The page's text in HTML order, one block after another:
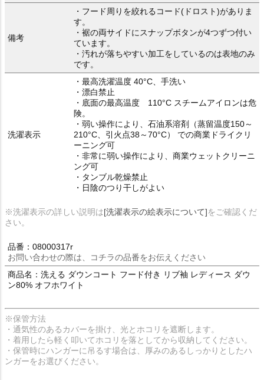
備考
・フード周りを絞れるコード(ドロスト)がありま
す。
・裾の両サイドにスナップボタンが4つずつ付い
ています。
・汚れが落ちやすい加工をしているのは表地のみ
です。
洗濯表示
・最高洗濯温度 40°C、手洗い
・漂白禁止
・底面の最高温度 110°C スチームアイロンは危
険。
・弱い操作により、石油系溶剤（蒸留温度150～
210°C、引火点38～70°C） での商業ドライクリ
ーニング可
・非常に弱い操作により、商業ウェットクリーニ
ング可
・タンブル乾燥禁止
・日陰のつり干しがよい
※洗濯表示の詳しい説明は[洗濯表示の絵表示について]をご確認くだ
さい。
品番：08000317r
お問い合わせの際は、コチラの品番をお伝えください
商品名：洗える ダウンコート フード付き リブ袖 レディース ダウ
ン80% オフホワイト
※保管方法
・通気性のあるカバーを掛け、光とホコリを遮断します。
・着用したら軽く叩いてホコリを落としてから収納してください。
・保管時にハンガーに吊るす場合は、厚みのあるしっかりとしたハ
ンガーをお選びください。